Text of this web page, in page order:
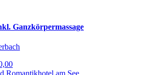
Ganzkörpermassage